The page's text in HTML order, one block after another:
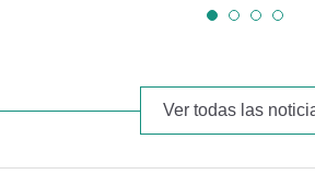
Ver todas las